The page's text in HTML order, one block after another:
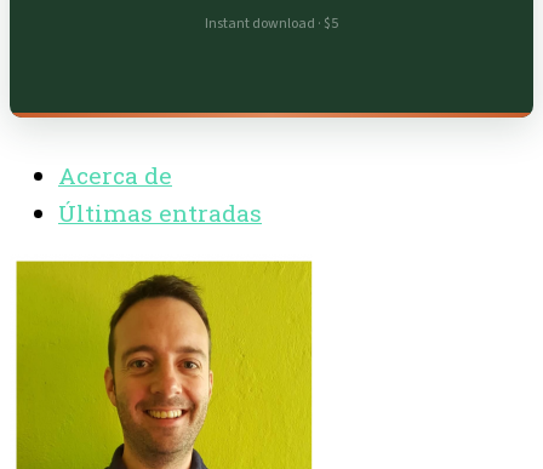
Instant download · $5
Acerca de
Últimas entradas